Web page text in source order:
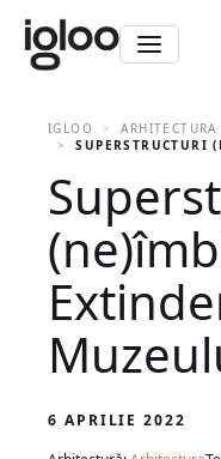
IGLOO
ARHITECTURA
SUPERSTRUCTURI
6 APRILIE 2022